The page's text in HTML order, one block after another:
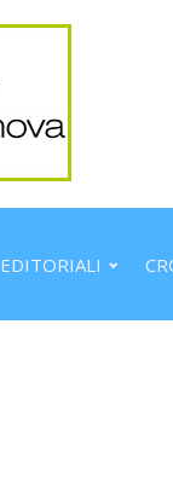
EDITORIALI